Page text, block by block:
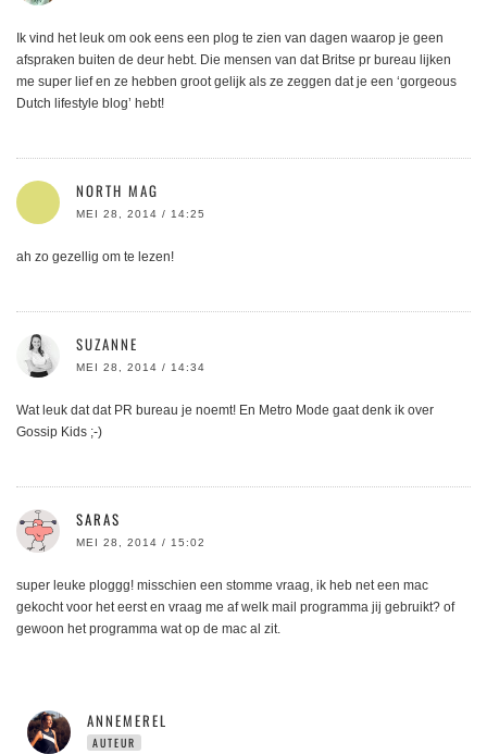
Ik vind het leuk om ook eens een plog te zien van dagen waarop je geen
afspraken buiten de deur hebt. Die mensen van dat Britse pr bureau lijken
me super lief en ze hebben groot gelijk als ze zeggen dat je een ‘gorgeous
Dutch lifestyle blog’ hebt!
NORTH MAG
MEI 28, 2014 / 14:25
ah zo gezellig om te lezen!
SUZANNE
MEI 28, 2014 / 14:34
Wat leuk dat dat PR bureau je noemt! En Metro Mode gaat denk ik over
Gossip Kids ;-)
SARAS
MEI 28, 2014 / 15:02
super leuke ploggg! misschien een stomme vraag, ik heb net een mac
gekocht voor het eerst en vraag me af welk mail programma jij gebruikt? of
gewoon het programma wat op de mac al zit.
ANNEMEREL
AUTEUR